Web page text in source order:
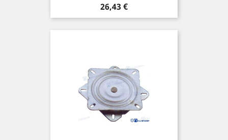
Prix
26,43 €